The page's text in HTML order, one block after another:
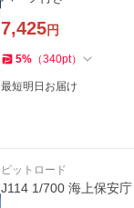
7,425円
5% （340pt）
最短明日お届け
ピットロード
J114 1/700 海上保安